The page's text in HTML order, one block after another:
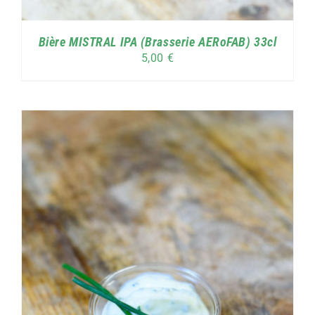
Bière MISTRAL IPA (Brasserie AERoFAB) 33cl
5,00 €